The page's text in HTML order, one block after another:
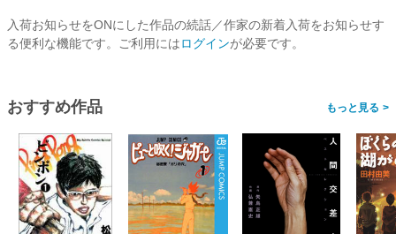
入荷お知らせをONにした作品の続話／作家の新着入荷をお知らせす
る便利な機能です。ご利用にはログインが必要です。
おすすめ作品 >